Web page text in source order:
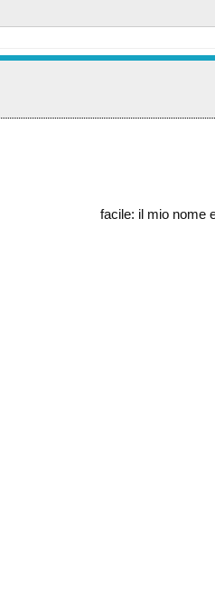
facile: il mio nome